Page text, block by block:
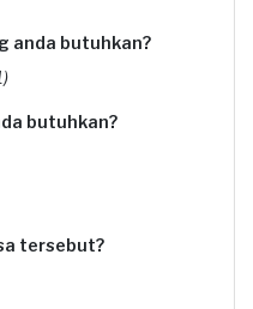
anda butuhkan?
butuhkan?
tersebut?